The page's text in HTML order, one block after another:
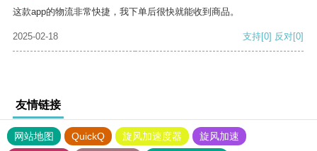
这款app的物流非常快捷，我下单后很快就能收到商品。
2025-02-18 支持[0] 反对[0]
友情链接
网站地图 QuickQ 旋风加速度器
旋风加速